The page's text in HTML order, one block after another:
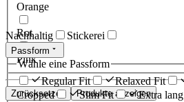
Orange
Rot
Pink
Zurücksetzen Produkte anzeigen
Nachhaltig Stickerei
Passform
Wähle eine Passform
Regular Fit
Relaxed Fit
Cropped
Slim Fit Extra lang